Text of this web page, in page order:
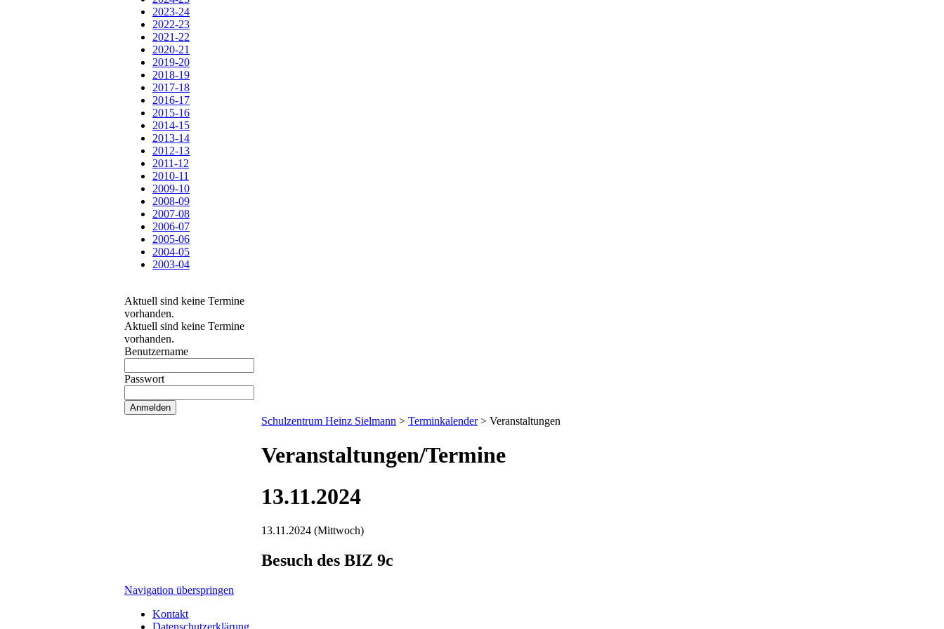
2023-24
2022-23
2021-22
2020-21
2019-20
2018-19
2017-18
2016-17
2015-16
2014-15
2013-14
2012-13
2011-12
2010-11
2009-10
2008-09
2007-08
2006-07
2005-06
2004-05
2003-04
Aktuell sind keine Termine
vorhanden.
Aktuell sind keine Termine
vorhanden.
Benutzername
Passwort
Schulzentrum Heinz Sielmann > Terminkalender> Veranstaltungen
Veranstaltungen/Termine
13.11.2024
13.11.2024 (Mittwoch)
Besuch des BIZ 9c
Navigation überspringen
Kontakt